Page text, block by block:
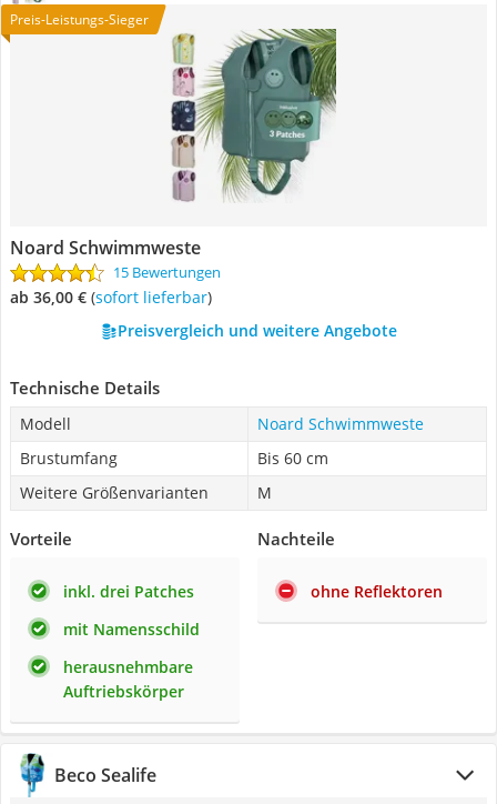
Preis-Leistungs-Sieger
Noard Schwimmweste
15 Bewertungen
ab 36,00 € ( Sofort lieferbar)
Preisvergleich und weitere Angebote
Technische Details
Modell
Noard Schwimmweste
Brustumfang
Bis 60 cm
Weitere Größenvarianten
M
Vorteile
inkl. drei Patches
mit Namensschild
herausnehmbare
Auftriebskörper
Nachteile
ohne Reflektoren
Beco Sealife